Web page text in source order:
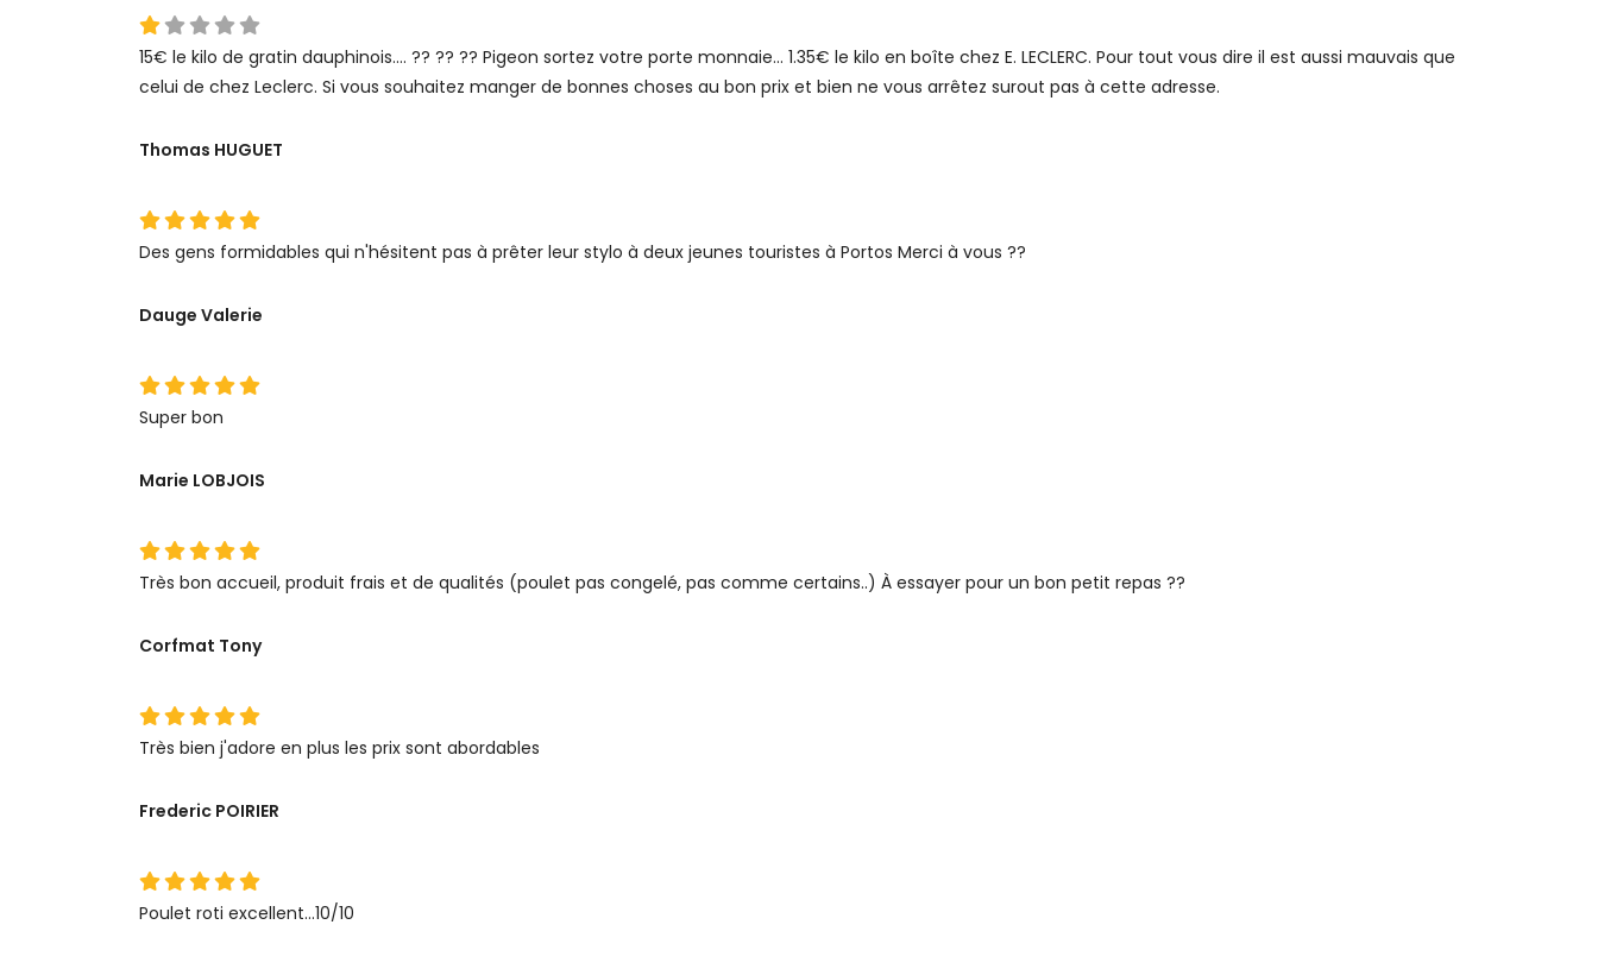
15€ le kilo de gratin dauphinois.... ?? ?? ?? Pigeon sortez votre porte monnaie... 1.35€ le kilo en boîte chez E. LECLERC. Pour tout vous dire il est aussi mauvais que
celui de chez Leclerc. Si vous souhaitez manger de bonnes choses au bon prix et bien ne vous arrêtez surout pas à cette adresse.
Thomas HUGUET
Des gens formidables qui n'hésitent pas à prêter leur stylo à deux jeunes touristes à Portos Merci à vous ??
Dauge Valerie
Super bon
Marie LOBJOIS
Très bon accueil, produit frais et de qualités (poulet pas congelé, pas comme certains..) À essayer pour un bon petit repas ??
Corfmat Tony
Très bien j'adore en plus les prix sont abordables
Frederic POIRIER
Poulet roti excellent...10/10